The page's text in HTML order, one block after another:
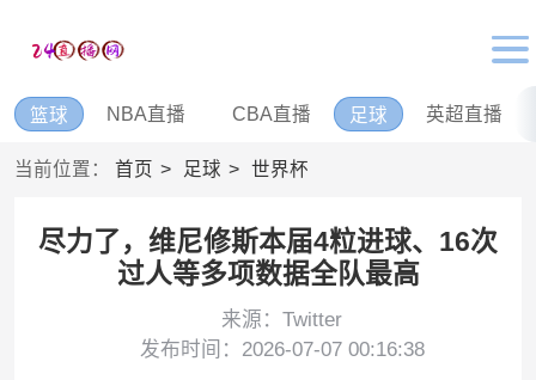
篮球 NBA直播 CBA直播 足球 英超直播
当前位置： 首页 足球 世界杯
尽力了，维尼修斯本届4粒进球、16次
过人等多项数据全队最高
来源：Twitter
发布时间：2026-07-07 00:16:38